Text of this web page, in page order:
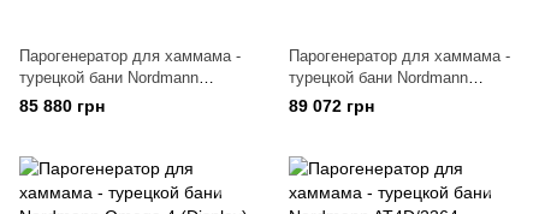
Парогенератор для хаммама -
турецкой бани Nordmann
Omega 12 (Display)
85 880 грн
Парогенератор для хаммама -
турецкой бани Nordmann
Omega 16 (Display)
89 072 грн